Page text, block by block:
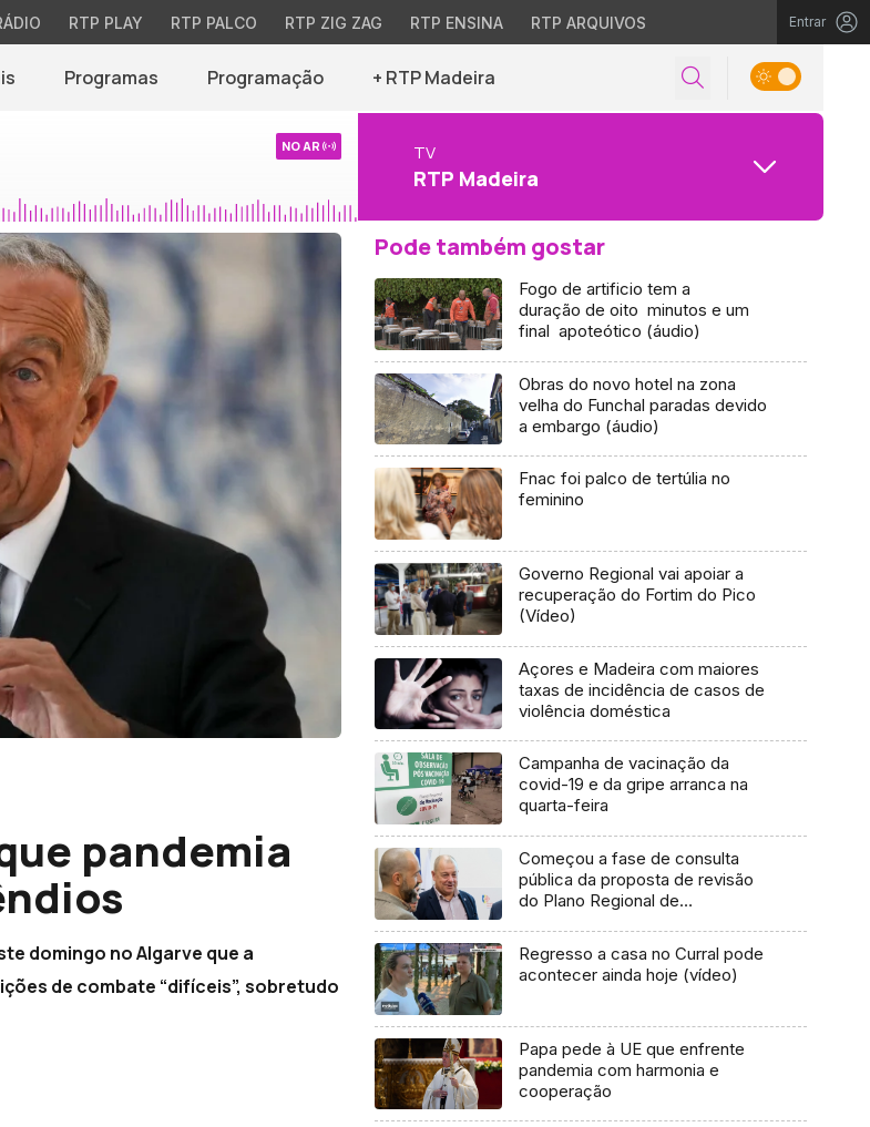
RTP PLAY RTP PALCO RTP ZIG ZAG RTP ENSINA RTP ARQUIVOS Entrar
Programas Programação + RTP Madeira
NO AR TV
RTP Madeira
pandemia
domingo no Algarve que a
de combate “difíceis”, sobretudo
Pode também gostar
Fogo de artificio tem a
duração de oito minutos e um
final apoteótico (áudio)
Obras do novo hotel na zona
velha do Funchal paradas devido
a embargo (áudio)
Fnac foi palco de tertúlia no
feminino
Governo Regional vai apoiar a
recuperação do Fortim do Pico
(Vídeo)
Açores e Madeira com maiores
taxas de incidência de casos de
violência doméstica
Campanha de vacinação da
covid-19 e da gripe arranca na
quarta-feira
Começou a fase de consulta
pública da proposta de revisão
do Plano Regional de
Regresso a casa no Curral pode
acontecer ainda hoje (vídeo)
Papa pede à UE que enfrente
pandemia com harmonia e
cooperação